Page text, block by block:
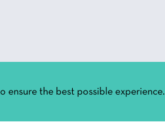
ensure the best possible experience.